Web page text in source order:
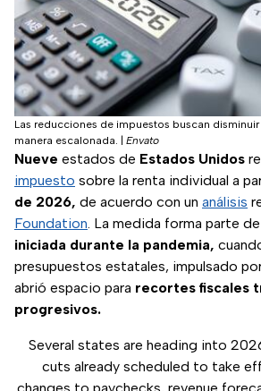
Las reducciones de impuestos buscan
manera escalonada.
Envato
Nueve estados de Estados Unidos
impuesto sobre la renta individual a
de 2026, de acuerdo con un análisis
Foundation. La medida forma parte de
iniciada durante la pandemia,
presupuestos estatales, impulsado
abrió espacio para recortes fiscales
progresivos.
Several states are heading into
cuts already scheduled to take